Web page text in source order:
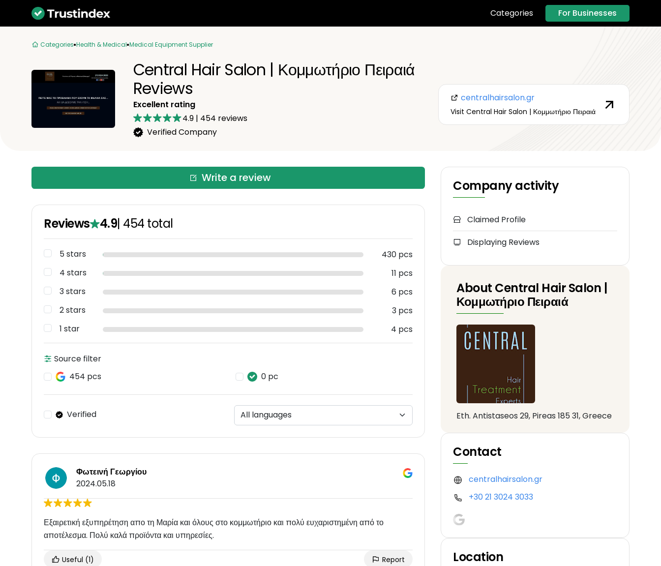
Categories For Businesses
Categories Health & Medical Medical Equipment Supplier
Central Hair Salon | Κομμωτήριο Πειραιά
Reviews
Excellent rating
4.9 | 454 reviews
Verified Company
centralhairsalon.gr
Visit Central Hair Salon | Κομμωτήριο Πειραιά
Write a review
Reviews 4.9| 454 total
5 stars
430 pcs
4 stars
11 pcs
3 stars
6 pcs
2 stars
3 pcs
1 star
4 pcs
Source filter
454 pcs
0 pc
Verified
Φωτεινή Γεωργίου
2024.05.18
Εξαιρετική εξυπηρέτηση απο τη Μαρία και όλους στο κομμωτήριο και πολύ ευχαριστημένη από το
αποτέλεσμα. Πολύ καλά προϊόντα και υπηρεσίες.
Useful (1) Report
Company activity
Claimed Profile
Displaying Reviews
About Central Hair Salon |
Κομμωτήριο Πειραιά
Eth. Antistaseos 29, Pireas 185 31, Greece
Contact
centralhairsalon.gr
+30 21 3024 3033
Location